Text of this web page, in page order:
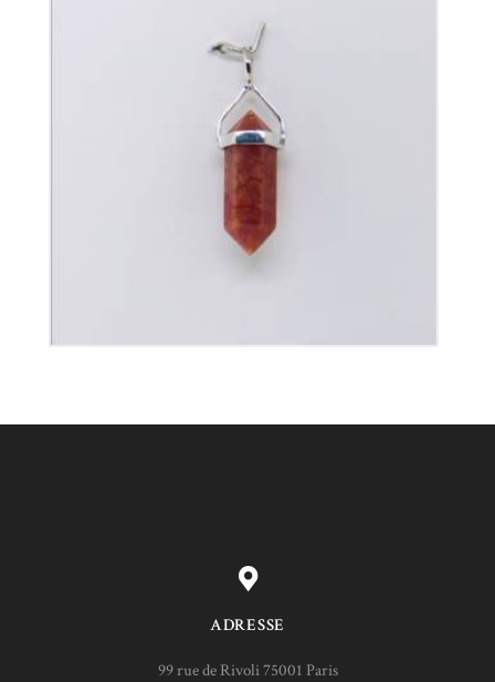
Pendentif Pointe Cornaline
35 €
ADRESSE
99 rue de Rivoli 75001 Paris